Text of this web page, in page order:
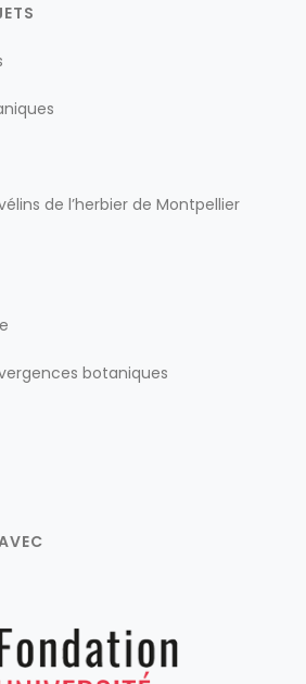
de l’herbier de Montpellier
botaniques